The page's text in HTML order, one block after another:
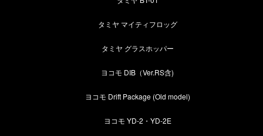
タミヤ マイティフロッグ
タミヤ グラスホッパー
ヨコモ DIB（Ver.RS含)
ヨコモ Drift Package (Old model)
ヨコモ YD-2・YD-2E